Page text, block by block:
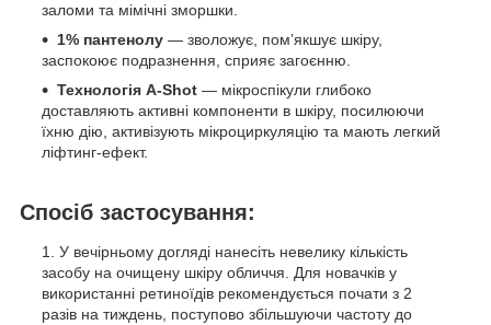
заломи та мімічні зморшки.
1% пантенолу — зволожує, пом’якшує шкіру,
заспокоює подразнення, сприяє загоєнню.
Технологія A-Shot — мікроспікули глибоко
доставляють активні компоненти в шкіру, посилюючи
їхню дію, активізують мікроциркуляцію та мають легкий
ліфтинг-ефект.
Спосіб застосування:
У вечірньому догляді нанесіть невелику кількість
засобу на очищену шкіру обличчя. Для новачків у
використанні ретиноїдів рекомендується почати з 2
разів на тиждень, поступово збільшуючи частоту до